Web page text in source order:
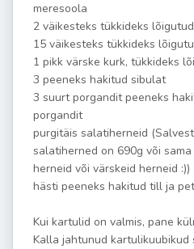
meresoola
2 väikesteks tükkideks
15 väikesteks tükkideks
1 pikk värske kurk, tükkideks
3 peeneks hakitud sibulat
3 suurt porgandit peeneks
porgandit
purgitäis salatiherneid
salatiherned on 690g või
herneid või värskeid herneid :))
hästi peeneks hakitud till ja
Kui kartulid on valmis, pane
Kalla jahtunud kartulikuubikud